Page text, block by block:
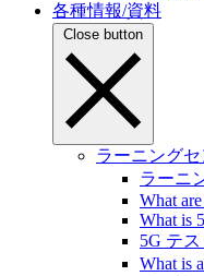
各種情報/資料
Close button
ラーニング
ラーニ
What
What is
5G テ
What is